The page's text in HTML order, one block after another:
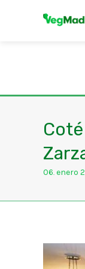
06. enero